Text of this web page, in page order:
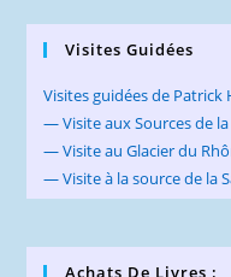
Visites Guidées
Visites guidées de Patrick
— Visite aux Sources de la
— Visite au Glacier du
— Visite à la source de la
Achats De Livres :